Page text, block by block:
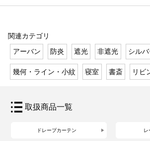
関連カテゴリ
アーバン
防炎 遮光 非遮光 シル
幾何・ライン・小紋 寝室 書斎 リビ
取扱商品一覧
ドレープカーテン レ